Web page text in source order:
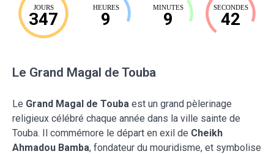
JOURS
347
HEURES
9
MINUTES
9
SECONDES
41
Le Grand Magal de Touba
Le Grand Magal de Touba est un grand pèlerinage
religieux célébré chaque année dans la ville sainte de
Touba. Il commémore le départ en exil de Cheikh
Ahmadou Bamba, fondateur du mouridisme, et symbolise